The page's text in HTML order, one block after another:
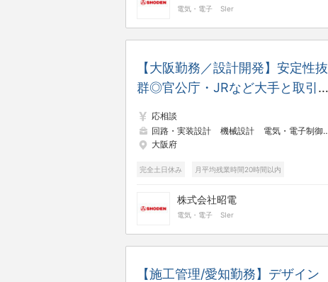
電気・電子 SIer
【大阪勤務／設計開発】安定性抜
群◎官公庁・JRなど大手と取引
少なめ
応相談
回路・実装設計
機械設計
電気・電子制御設計
大阪府
完全土日休み 月平均残業時間20時間以内
株式会社昭電
電気・電子 SIer
【施工管理/愛知勤務】デザイン